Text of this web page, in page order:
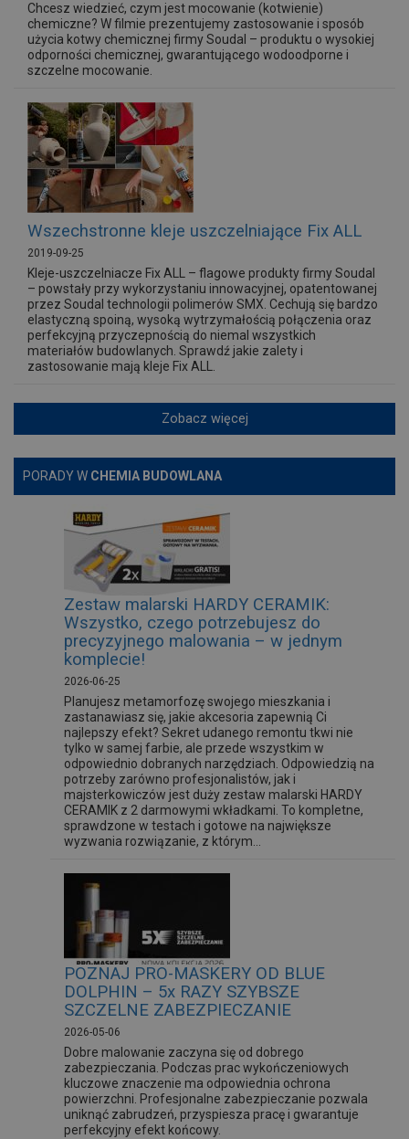
Chcesz wiedzieć, czym jest mocowanie (kotwienie)
chemiczne? W filmie prezentujemy zastosowanie i sposób
użycia kotwy chemicznej firmy Soudal – produktu o wysokiej
odporności chemicznej, gwarantującego wodoodporne i
szczelne mocowanie.
Wszechstronne kleje uszczelniające Fix ALL
2019-09-25
Kleje-uszczelniacze Fix ALL – flagowe produkty firmy Soudal
– powstały przy wykorzystaniu innowacyjnej, opatentowanej
przez Soudal technologii polimerów SMX. Cechują się bardzo
elastyczną spoiną, wysoką wytrzymałością połączenia oraz
perfekcyjną przyczepnością do niemal wszystkich
materiałów budowlanych. Sprawdź jakie zalety i
zastosowanie mają kleje Fix ALL.
Zobacz więcej
PORADY W CHEMIA BUDOWLANA
Zestaw malarski HARDY CERAMIK:
Wszystko, czego potrzebujesz do
precyzyjnego malowania – w jednym
komplecie!
2026-06-25
Planujesz metamorfozę swojego mieszkania i
zastanawiasz się, jakie akcesoria zapewnią Ci
najlepszy efekt? Sekret udanego remontu tkwi nie
tylko w samej farbie, ale przede wszystkim w
odpowiednio dobranych narzędziach. Odpowiedzią na
potrzeby zarówno profesjonalistów, jak i
majsterkowiczów jest duży zestaw malarski HARDY
CERAMIK z 2 darmowymi wkładkami. To kompletne,
sprawdzone w testach i gotowe na największe
wyzwania rozwiązanie, z którym...
POZNAJ PRO-MASKERY OD BLUE
DOLPHIN – 5x RAZY SZYBSZE
SZCZELNE ZABEZPIECZANIE
2026-05-06
Dobre malowanie zaczyna się od dobrego
zabezpieczania. Podczas prac wykończeniowych
kluczowe znaczenie ma odpowiednia ochrona
powierzchni. Profesjonalne zabezpieczanie pozwala
uniknąć zabrudzeń, przyspiesza pracę i gwarantuje
perfekcyjny efekt końcowy.